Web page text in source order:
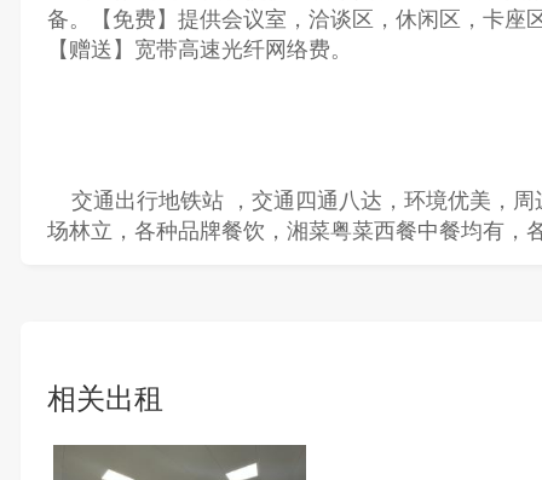
备。【免费】提供会议室，洽谈区，休闲区，卡座
【赠送】宽带高速光纤网络费。
交通出行地铁站 ，交通四通八达，环境优美，周
场林立，各种品牌餐饮，湘菜粤菜西餐中餐均有，
相关出租